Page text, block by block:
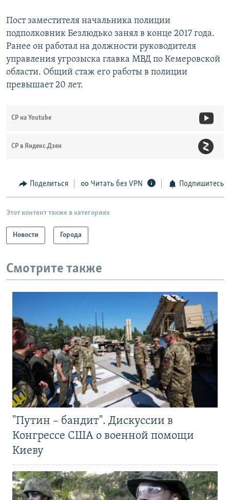
Пост заместителя начальника полиции
подполковник Безлюдько занял в конце 2017 года.
Ранее он работал на должности руководителя
управления угрозыска главка МВД по Кемеровской
области. Общий стаж его работы в полиции
превышает 20 лет.
СР на Youtube
СР в Яндекс.Дзен
Поделиться Читать без VPN Подпишитесь
Этот контент также в категориях
Новости Города
Смотрите также
"Путин – бандит". Дискуссии в
Конгрессе США о военной помощи
Киеву